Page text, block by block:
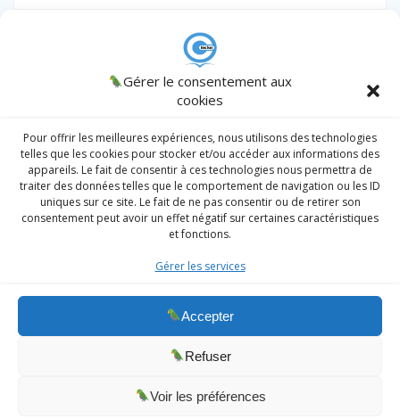
Gérer le consentement aux
cookies
Pour offrir les meilleures expériences, nous utilisons des technologies
telles que les cookies pour stocker et/ou accéder aux informations des
appareils. Le fait de consentir à ces technologies nous permettra de
traiter des données telles que le comportement de navigation ou les ID
uniques sur ce site. Le fait de ne pas consentir ou de retirer son
consentement peut avoir un effet négatif sur certaines caractéristiques
et fonctions.
Gérer les services
Accepter
Refuser
Voir les préférences
Remember me
|Lost password?
CINCLUS
© 2026 CINCLUS
spécialiste de l'Inclusion des personnes en
situation particulière - Association W133036538 .
Admin/
Prendre un RDV
Division Sociale
Division handicap
RGPD
on recrute